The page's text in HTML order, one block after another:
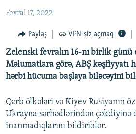
Axtarışa
FƏRQƏ BAX
QANUNI DOĞRU
ARAŞDIRMA
MULTIMEDIA
FOTOQALEREYA
İNFOQRAFIKA
OXU ZALI
AZƏRBAYCAN ƏDƏBIYYATI KITABXANASI
HAQQIMIZDA
MISSIYAMIZ
BIZI IZLƏ
Fevral 17, 2022
Paylaş VPN-siz açmaq
Zelenski fevralın 16-nı birlik günü
Məlumatlara görə, ABŞ kəşfiyyatı
hərbi hücuma başlaya biləcəyini
Qərb ölkələri və Kiyev Rusiyanın öz
Ukrayna sərhədlərindən çəkdiyinə
inanmadıqlarını bildiriblər.